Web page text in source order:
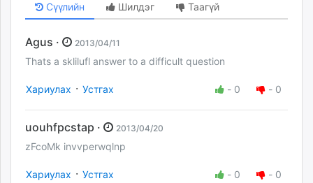
Сүүлийн Шилдэг Таагүй
Agus · 2013/04/11
Thats a sklilufl answer to a difficult question
Хариулах · Устгах - 0 - 0
uouhfpcstap · 2013/04/20
zFcoMk invvperwqlnp
Хариулах · Устгах - 0 - 0